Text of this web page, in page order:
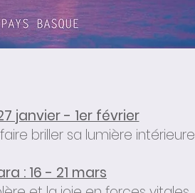
janvier - 1er février
briller sa lumière intérieure
: 16 - 21 mars